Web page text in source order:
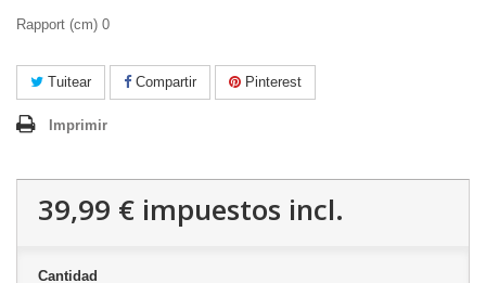
Rapport (cm) 0
Tuitear Compartir Pinterest
Imprimir
39,99 € impuestos incl.
Cantidad